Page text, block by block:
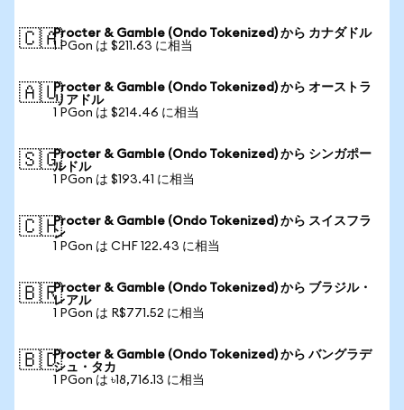
🇨🇦Procter & Gamble (Ondo Tokenized) から カナダドル
1 PGon は $211.63 に相当
🇦🇺Procter & Gamble (Ondo Tokenized) から オーストラ
リアドル
1 PGon は $214.46 に相当
🇸🇬Procter & Gamble (Ondo Tokenized) から シンガポー
ルドル
1 PGon は $193.41 に相当
🇨🇭Procter & Gamble (Ondo Tokenized) から スイスフラ
ン
1 PGon は CHF 122.43 に相当
🇧🇷Procter & Gamble (Ondo Tokenized) から ブラジル・
レアル
1 PGon は R$771.52 に相当
🇧🇩Procter & Gamble (Ondo Tokenized) から バングラデ
シュ・タカ
1 PGon は ৳18,716.13 に相当